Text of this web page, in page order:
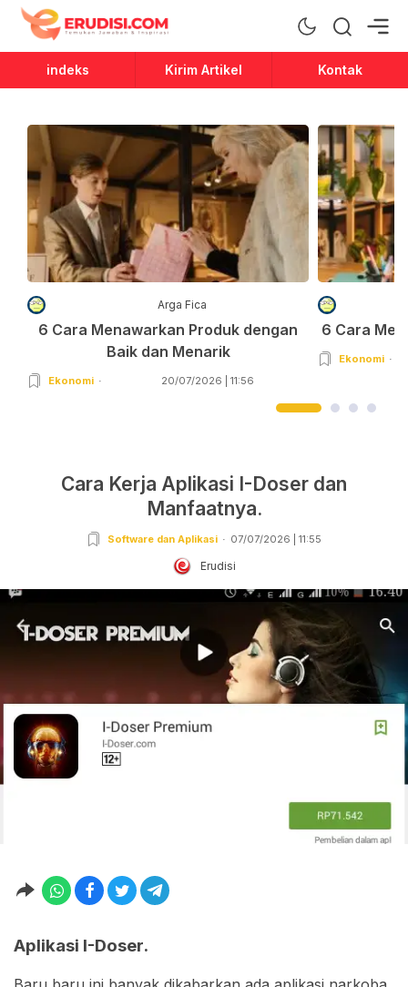
Erudisi
Temukan Jawaban dan Inspirasi
indeks Kirim Artikel Kontak
Arga Fica
6 Cara Menawarkan Produk dengan
Baik dan Menarik
Ekonomi 20/07/2026 | 11:56
6 Cara
Ekonomi
Cara Kerja Aplikasi I-Doser dan
Manfaatnya.
Software dan Aplikasi 07/07/2026 | 11:55
Erudisi
Aplikasi I-Doser.